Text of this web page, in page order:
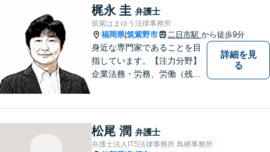
案いたします。【債務整理・
残業代請求については初回面
談無料】【土日祝・夜間相談
可】
梶永 圭 弁護士
筑紫はまゆう法律事務所
福岡県|筑紫野市 二日市駅 から徒歩9分
身近な専門家であることを目
指しています。【注力分野】
企業法務・労務、労働（残
詳細を見
る
松尾 潤 弁護士
弁護士法人ITS法律事務所 鳥栖事務所